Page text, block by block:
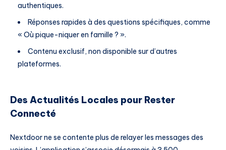
authentiques.
Réponses rapides à des questions spécifiques, comme
« Où pique-niquer en famille ? ».
Contenu exclusif, non disponible sur d’autres
plateformes.
Des Actualités Locales pour Rester
Connecté
Nextdoor ne se contente plus de relayer les messages des